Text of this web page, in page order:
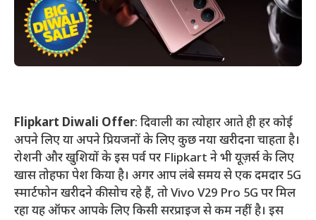
Flipkart Diwali Offer: दिवाली का त्योहार आते ही हर कोई
अपने लिए या अपने प्रियजनों के लिए कुछ नया खरीदना चाहता है।
रोशनी और खुशियों के इस पर्व पर Flipkart ने भी यूज़र्स के लिए
खास तोहफा पेश किया है। अगर आप लंबे समय से एक दमदार 5G
स्मार्टफोन खरीदने की सोच रहे हैं, तो Vivo V29 Pro 5G पर मिल
रहा यह ऑफर आपके लिए किसी सरप्राइज से कम नहीं है। इस